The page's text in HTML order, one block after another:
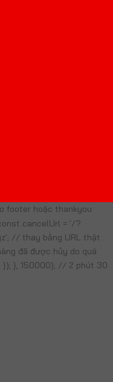
footer hoặc thankyou
cancelUrl = '/?
// thay bằng URL thật
đã được hủy do quá
}); }, 150000); // 2 phút 30